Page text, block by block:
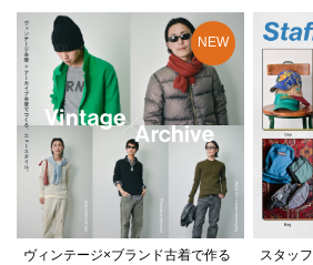
ヴィンテージ×ブランド古着で作る
スタッ